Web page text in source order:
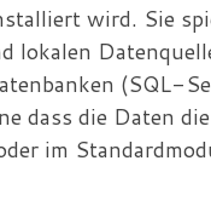
wird. Sie
(SQL-
dass die Daten
im